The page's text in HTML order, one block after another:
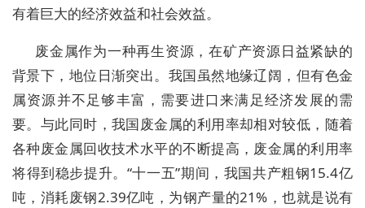
有着巨大的经济效益和社会效益。
废金属作为一种再生资源，在矿产资源日益紧缺的
背景下，地位日渐突出。我国虽然地缘辽阔，但有色金
属资源并不足够丰富，需要进口来满足经济发展的需
要。与此同时，我国废金属的利用率却相对较低，随着
各种废金属回收技术水平的不断提高，废金属的利用率
将得到稳步提升。“十一五”期间，我国共产粗钢15.4亿
吨，消耗废钢2.39亿吨，为钢产量的21%，也就是说有